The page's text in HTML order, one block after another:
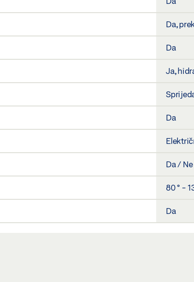
Da,
Da
Ja,
Da
Da / Ne
80 ° -
Da